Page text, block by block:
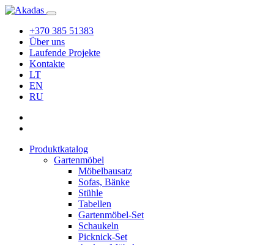
+370 385 51383
Über uns
Laufende Projekte
Kontakte
LT
EN
RU
Produktkatalog
Gartenmöbel
Möbelbausatz
Sofas, Bänke
Stühle
Tabellen
Gartenmöbel-Set
Schaukeln
Picknick-Set